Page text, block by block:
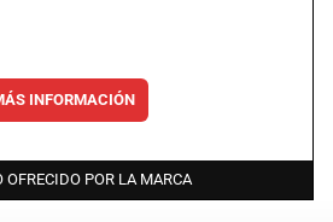
INFORMACIÓN
OFRECIDO POR LA MARCA